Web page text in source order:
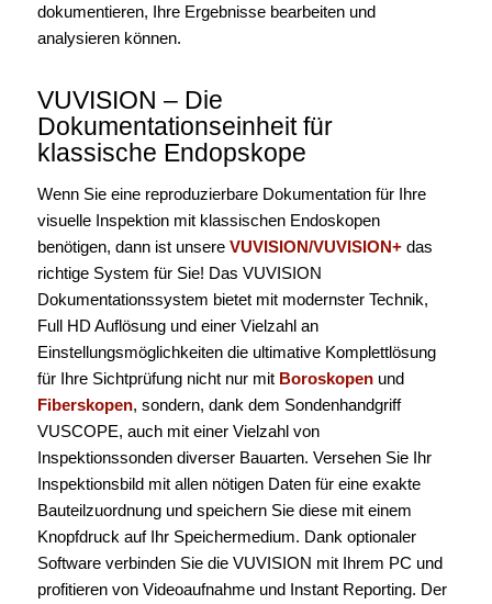
dokumentieren, Ihre Ergebnisse bearbeiten und
analysieren können.
VUVISION – Die
Dokumentationseinheit für
klassische Endopskope
Wenn Sie eine reproduzierbare Dokumentation für Ihre
visuelle Inspektion mit klassischen Endoskopen
benötigen, dann ist unsere VUVISION/VUVISION+das
richtige System für Sie! Das VUVISION
Dokumentationssystem bietet mit modernster Technik,
Full HD Auflösung und einer Vielzahl an
Einstellungsmöglichkeiten die ultimative Komplettlösung
für Ihre Sichtprüfung nicht nur mitBoroskopenund
Fiberskopen, sondern, dank dem Sondenhandgriff
VUSCOPE, auch mit einer Vielzahl von
Inspektionssonden diverser Bauarten. Versehen Sie Ihr
Inspektionsbild mit allen nötigen Daten für eine exakte
Bauteilzuordnung und speichern Sie diese mit einem
Knopfdruck auf Ihr Speichermedium. Dank optionaler
Software verbinden Sie die VUVISION mit Ihrem PC und
profitieren von Videoaufnahme und Instant Reporting. Der